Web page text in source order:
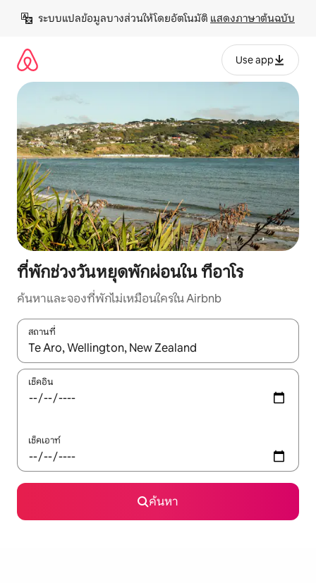
เนื้อหา
ระบบแปลข้อมูลบางส่วนให้โดยอัตโนมัติ แสดงภาษาต้นฉบับ
Use app
ที่พักช่วงวันหยุดพักผ่อนใน ทีอาโร
ค้นหาและจองที่พักไม่เหมือนใครใน Airbnb
สถานที่
ใช้ลูกศรขึ้นลง หรือใช้การสัมผัสหรือปัด เพื่อสำรวจผลการค้นหา
เช็คอิน
เช็คเอาท์
ค้นหา